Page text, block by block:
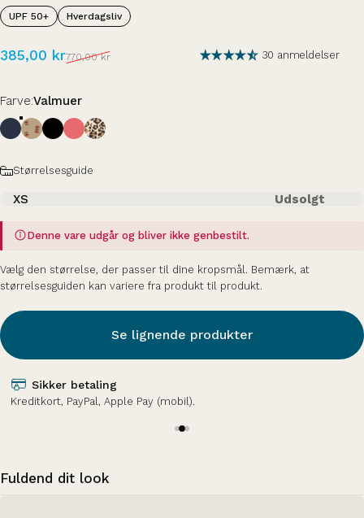
UPF 50+ Hverdagsliv
Tilbudspris
385,00 kr
Normalpris770,00 kr 30 anmeldelser
Farve
Farve:Valmuer
Størrelse
Størrelsesguide
XS Udsolgt
Denne vare udgår og bliver ikke genbestilt.
Vælg den størrelse, der passer til dine kropsmål. Bemærk, at
størrelsesguiden kan variere fra produkt til produkt.
Se lignende produkter
Sikker betaling
Kreditkort, PayPal, Apple Pay (mobil).
Fuldend dit look